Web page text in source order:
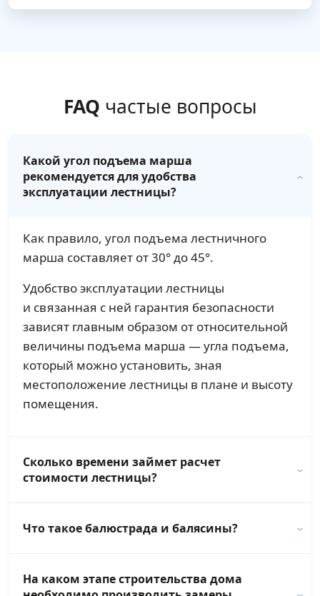
FAQ частые вопросы
Какой угол подъема марша
рекомендуется для удобства
эксплуатации лестницы?
Как правило, угол подъема лестничного
марша составляет от 30° до 45°.
Удобство эксплуатации лестницы
и связанная с ней гарантия безопасности
зависят главным образом от относительной
величины подъема марша — угла подъема,
который можно установить, зная
местоположение лестницы в плане и высоту
помещения.
Сколько времени займет расчет
стоимости лестницы?
Что такое балюстрада и балясины?
На каком этапе строительства дома